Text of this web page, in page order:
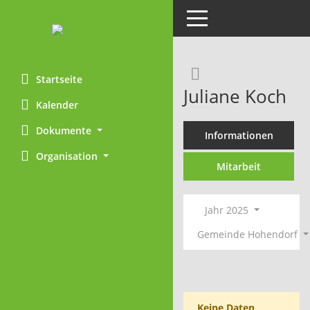
Startseite
Kalender
Dokumente
Organisation
Toggle navigation
Juliane Koch
Informationen
Mitarbeit
Jahr 2025
Gemeinde Hohendorf